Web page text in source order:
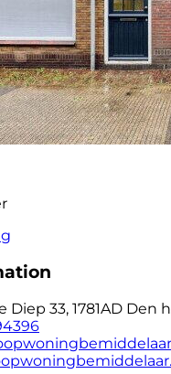
Diep 33, 1781AD Den